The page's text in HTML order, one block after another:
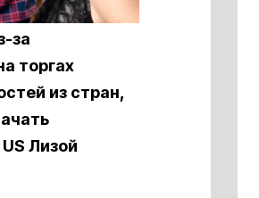
за
торгах
из стран,
Лизой